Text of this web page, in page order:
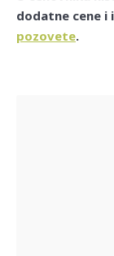
dodatne cene i
pozovete.